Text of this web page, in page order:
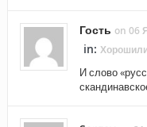
Гость on 06
in:
И слово